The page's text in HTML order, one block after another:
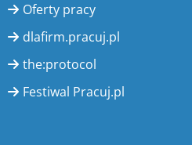
Oferty pracy
dlafirm.pracuj.pl
the:protocol
Festiwal Pracuj.pl